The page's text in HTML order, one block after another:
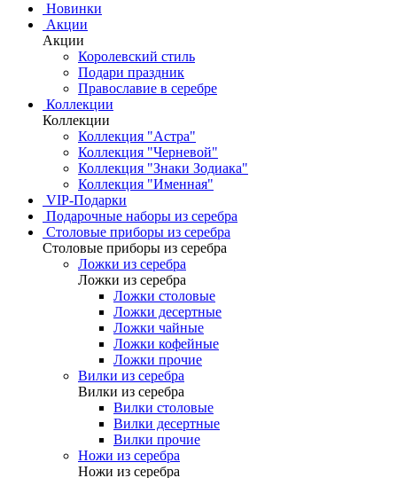
Новинки
Акции
Акции
Королевский стиль
Подари праздник
Православие в серебре
Коллекции
Коллекции
Коллекция "Астра"
Коллекция "Черневой"
Коллекция "Знаки Зодиака"
Коллекция "Именная"
VIP-Подарки
Подарочные наборы из серебра
Столовые приборы из серебра
Столовые приборы из серебра
Ложки из серебра
Ложки из серебра
Ложки столовые
Ложки десертные
Ложки чайные
Ложки кофейные
Ложки прочие
Вилки из серебра
Вилки из серебра
Вилки столовые
Вилки десертные
Вилки прочие
Ножи из серебра
Ножи из серебра